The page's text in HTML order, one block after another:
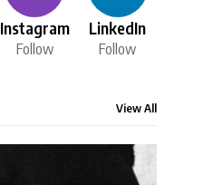
Instagram
Follow
LinkedIn
Follow
View All